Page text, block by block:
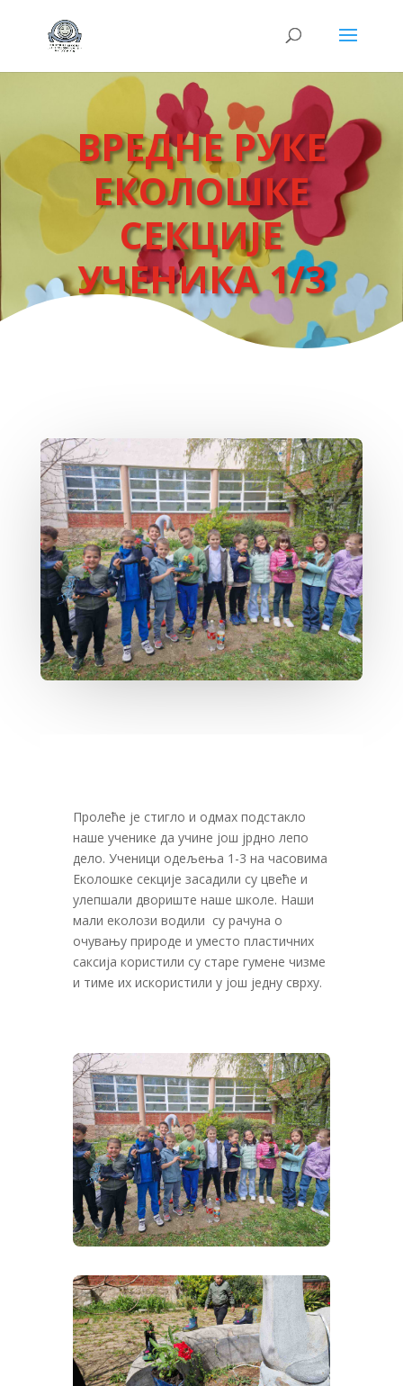
ВРЕДНЕ РУКЕ
ЕКОЛОШКЕ
СЕКЦИЈЕ
УЧЕНИКА 1/3
Пролеће је стигло и одмах подстакло
наше ученике да учине још јрдно лепо
дело. Ученици одељења 1-3 на часовима
Еколошке секције засадили су цвеће и
улепшали двориште наше школе. Наши
мали еколози водили су рачуна о
очувању природе и уместо пластичних
саксија користили су старе гумене чизме
и тиме их искористили у још једну сврху.